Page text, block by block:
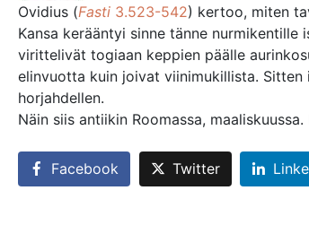
Ovidius (Fasti 3.523-542) kertoo, miten
Kansa kerääntyi sinne tänne
virittelivät togiaan keppien päälle
elinvuotta kuin joivat viinimukillista. Sitten
horjahdellen.
Näin siis antiikin Roomassa,
Facebook Twitter